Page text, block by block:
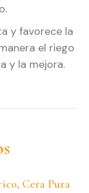
y favorece la
el riego
y la mejora.
Cera Pura